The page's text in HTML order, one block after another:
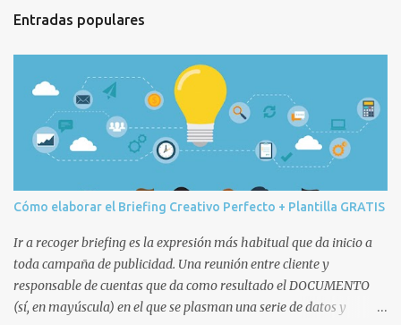
t
r
i
s
Entradas populares
Cómo elaborar el Briefing Creativo Perfecto + Plantilla GRATIS
Ir a recoger briefing es la expresión más habitual que da inicio a
toda campaña de publicidad. Una reunión entre cliente y
responsable de cuentas que da como resultado el DOCUMENTO
(sí, en mayúscula) en el que se plasman una serie de datos y